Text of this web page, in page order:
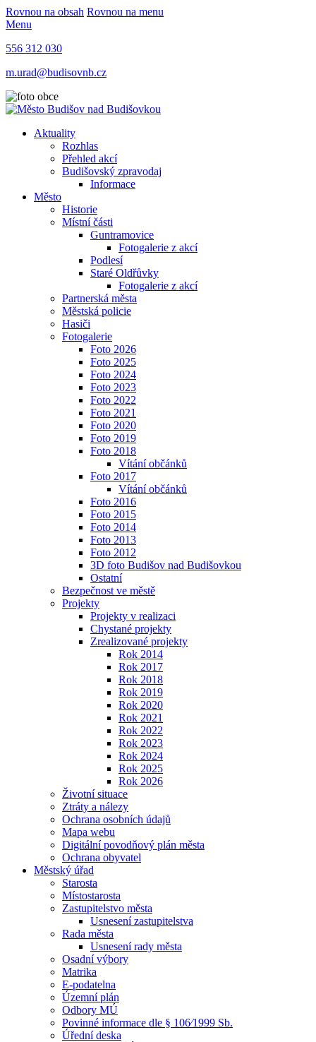
Rovnou na obsah Rovnou na menu
Menu
556 312 030
m.urad@budisovnb.cz
Aktuality
Rozhlas
Přehled akcí
Budišovský zpravodaj
Informace
Město
Historie
Místní části
Guntramovice
Fotogalerie z akcí
Podlesí
Staré Oldřůvky
Fotogalerie z akcí
Partnerská města
Městská policie
Hasiči
Fotogalerie
Foto 2026
Foto 2025
Foto 2024
Foto 2023
Foto 2022
Foto 2021
Foto 2020
Foto 2019
Foto 2018
Vítání občánků
Foto 2017
Vítání občánků
Foto 2016
Foto 2015
Foto 2014
Foto 2013
Foto 2012
3D foto Budišov nad Budišovkou
Ostatní
Bezpečnost ve městě
Projekty
Projekty v realizaci
Chystané projekty
Zrealizované projekty
Rok 2014
Rok 2017
Rok 2018
Rok 2019
Rok 2020
Rok 2021
Rok 2022
Rok 2023
Rok 2024
Rok 2025
Rok 2026
Životní situace
Ztráty a nálezy
Ochrana osobních údajů
Mapa webu
Digitální povodňový plán města
Ochrana obyvatel
Městský úřad
Starosta
Místostarosta
Zastupitelstvo města
Usnesení zastupitelstva
Rada města
Usnesení rady města
Osadní výbory
Matrika
E-podatelna
Územní plán
Odbory MÚ
Povinné informace dle § 106⁄1999 Sb.
Úřední deska